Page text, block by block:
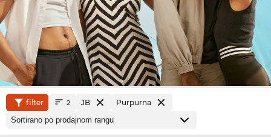
filter 2 JB Purpurna